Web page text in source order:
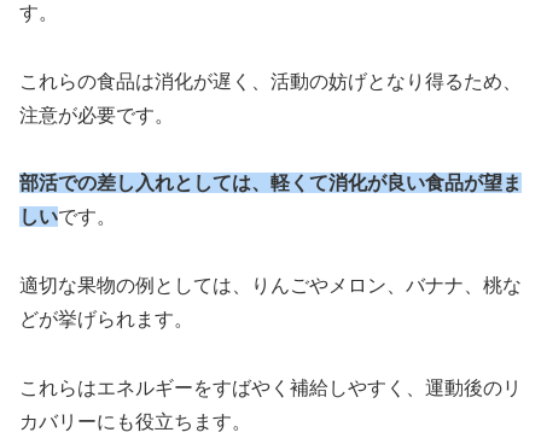
す。
これらの食品は消化が遅く、活動の妨げとなり得るため、
注意が必要です。
部活での差し入れとしては、軽くて消化が良い食品が望ま
しいです。
適切な果物の例としては、りんごやメロン、バナナ、桃な
どが挙げられます。
これらはエネルギーをすばやく補給しやすく、運動後のリ
カバリーにも役立ちます。